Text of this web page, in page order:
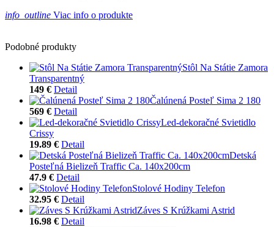
info_outline Viac info o produkte
Podobné produkty
Stôl Na Státie Zamora
Transparentný
149 € Detail
Čalúnená Posteľ Sima 2 180
569 € Detail
Led-dekoračné Svietidlo
Crissy
19.89 € Detail
Detská
Posteľná Bielizeň Traffic Ca. 140x200cm
47.9 € Detail
Stolové Hodiny Telefon
32.95 € Detail
Záves S Krúžkami Astrid
16.98 € Detail